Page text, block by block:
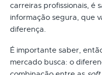
carreiras profissionais, é
informação segura, que
diferença.
É importante saber,
mercado busca: o